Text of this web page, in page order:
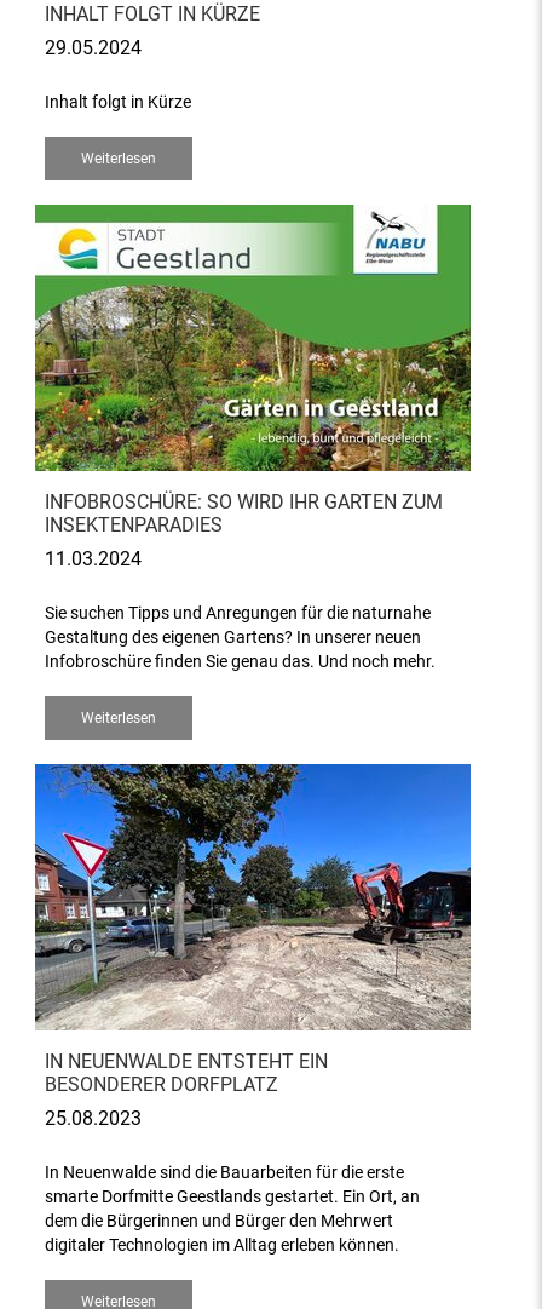
INHALT FOLGT IN KÜRZE
29.05.2024
Inhalt folgt in Kürze
Weiterlesen
INFOBROSCHÜRE: SO WIRD IHR GARTEN ZUM
INSEKTENPARADIES
11.03.2024
Sie suchen Tipps und Anregungen für die naturnahe
Gestaltung des eigenen Gartens? In unserer neuen
Infobroschüre finden Sie genau das. Und noch mehr.
Weiterlesen
IN NEUENWALDE ENTSTEHT EIN
BESONDERER DORFPLATZ
25.08.2023
In Neuenwalde sind die Bauarbeiten für die erste
smarte Dorfmitte Geestlands gestartet. Ein Ort, an
dem die Bürgerinnen und Bürger den Mehrwert
digitaler Technologien im Alltag erleben können.
Weiterlesen